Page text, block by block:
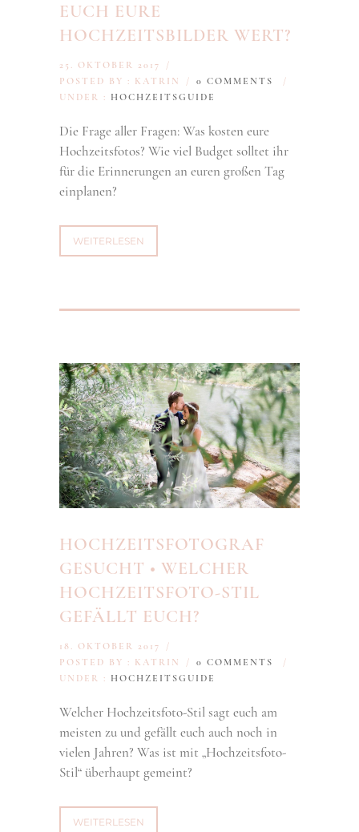
EUCH EURE
HOCHZEITSBILDER WERT?
25. OKTOBER 2017
/
POSTED BY : KATRIN
/ 0 COMMENTS
/
UNDER : HOCHZEITSGUIDE
Die Frage aller Fragen: Was kosten eure
Hochzeitsfotos? Wie viel Budget solltet ihr
für die Erinnerungen an euren großen Tag
einplanen?
WEITERLESEN
HOCHZEITSFOTOGRAF
GESUCHT • WELCHER
HOCHZEITSFOTO-STIL
GEFÄLLT EUCH?
18. OKTOBER 2017
/
POSTED BY : KATRIN
/ 0 COMMENTS
/
UNDER : HOCHZEITSGUIDE
Welcher Hochzeitsfoto-Stil sagt euch am
meisten zu und gefällt euch auch noch in
vielen Jahren? Was ist mit „Hochzeitsfoto-
Stil“ überhaupt gemeint?
WEITERLESEN